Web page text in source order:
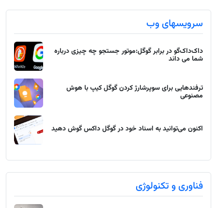
سرویسهای وب
داک‌داک‌گو در برابر گوگل:موتور جستجو چه چیزی درباره
شما می داند
ترفندهایی برای سوپرشارژ کردن گوگل کیپ با هوش
مصنوعی
اکنون می‌توانید به اسناد خود در گوگل داکس گوش دهید
فناوری و تکنولوژی